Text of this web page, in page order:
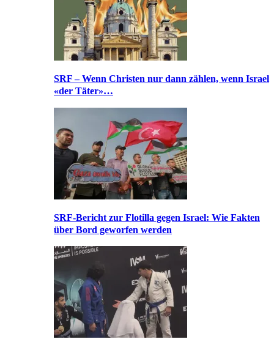
SRF – Wenn Christen nur dann zählen, wenn Israel
«der Täter»…
SRF-Bericht zur Flotilla gegen Israel: Wie Fakten
über Bord geworfen werden